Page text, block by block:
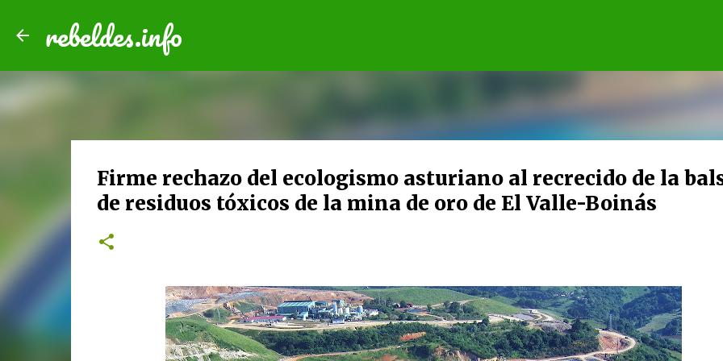
rebeldes.info
Firme rechazo del ecologismo asturiano al recrecido de la
de residuos tóxicos de la mina de oro de El Valle-Boinás